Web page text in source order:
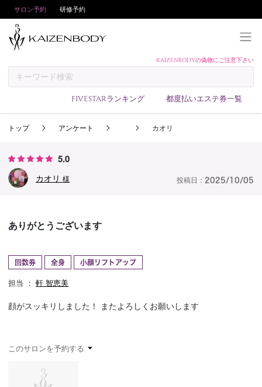
サロン予約 研修予約
KAIZENBODYの偽物にご注意下さい
FIVESTARランキング 都度払いエステ券一覧
予約方法
サロンランキング
予約確認
お問い合わせ
トップ アンケート カオリ
5.0
カオリ 様 投稿日： 2025/10/05
ありがとうございます
回数券 全身 小顔リフトアップ
担当 ： 軒 智恵美
顔がスッキリしました！ またよろしくお願いします
このサロンを予約する